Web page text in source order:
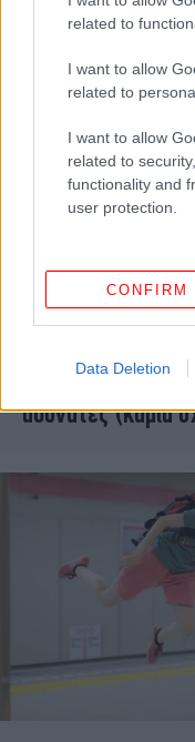
related to
I want to allow
related to
I want to allow
related to
functionality and
user protection.
CONFIRM
Data Deletion
17 κιλά [εικόνες]
Πώς τρώνε οι
αδύνατες (καμία